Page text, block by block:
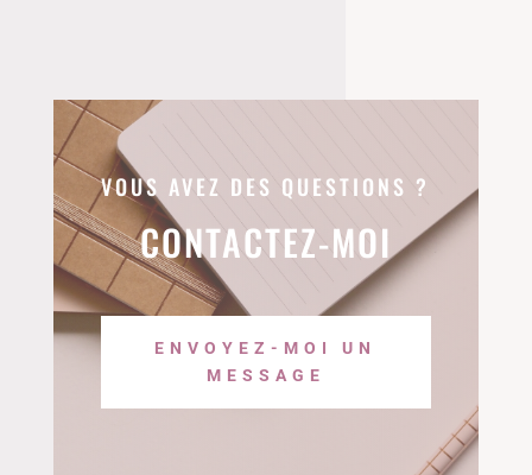
VOUS AVEZ DES QUESTIONS ?
CONTACTEZ-MOI
ENVOYEZ-MOI UN
MESSAGE